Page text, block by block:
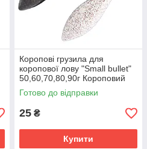
Коропові грузила для
коропової лову "Small bullet"
50,60,70,80,90г Короповий
вантаж куля для лову коропа
Готово до відправки
25 ₴
Купити